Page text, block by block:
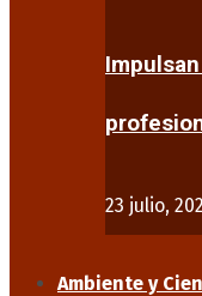
23 julio,
Ambiente y